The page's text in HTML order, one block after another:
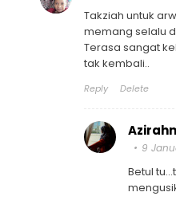
Takziah untuk
memang selalu
Terasa sangat
tak kembali..
Reply Delete
9
Betul